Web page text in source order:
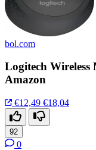
bol.com
Logitech Wireless
Amazon
€12,49 €18,04
92
0